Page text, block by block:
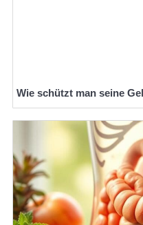
Wie schützt man seine